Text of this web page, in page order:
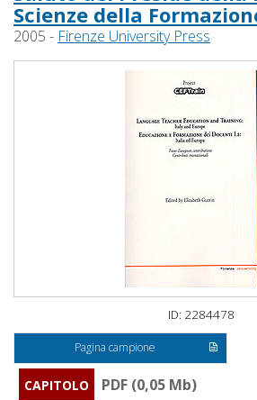
Scienze della
2005 - Firenze University Press
ID: 2284478
Pagina campione
CAPITOLO
PDF (0,05 Mb)